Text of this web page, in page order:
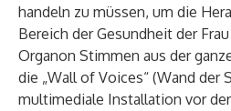
handeln zu müssen, um die
Bereich der Gesundheit der
Organon Stimmen aus der
die „Wall of Voices“ (Wand der
multimediale Installation vor